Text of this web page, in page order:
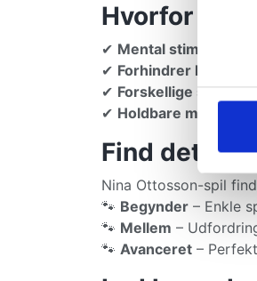
Hvorfor
✔ Mental stimulering
✔ Forhindrer
✔ Forskellige
✔ Holdbare materialer
Find det
Nina Ottosson-spil
🐾 Begynder – Enkle
🐾 Mellem –
🐾 Avanceret –